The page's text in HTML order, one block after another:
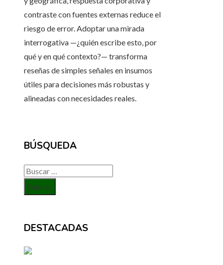
contraste con fuentes externas reduce el
riesgo de error. Adoptar una mirada
interrogativa —¿quién escribe esto, por
qué y en qué contexto?— transforma
reseñas de simples señales en insumos
útiles para decisiones más robustas y
alineadas con necesidades reales.
BÚSQUEDA
Buscar:
DESTACADAS